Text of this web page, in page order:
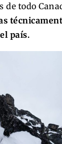
de todo
país.